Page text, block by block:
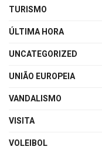
TURISMO
ÚLTIMA HORA
UNCATEGORIZED
UNIÃO EUROPEIA
VANDALISMO
VISITA
VOLEIBOL